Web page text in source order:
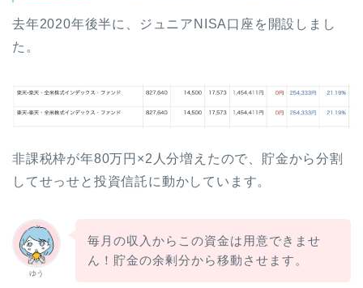
去年2020年後半に、ジュニアNISA口座を開設しまし
た。
非課税枠が年80万円×2人分増えたので、貯金から分割
してせっせと投資信託に動かしています。
ゆう
毎月の収入からこの資金は用意できませ
ん！貯金の余剰分から移動させます。